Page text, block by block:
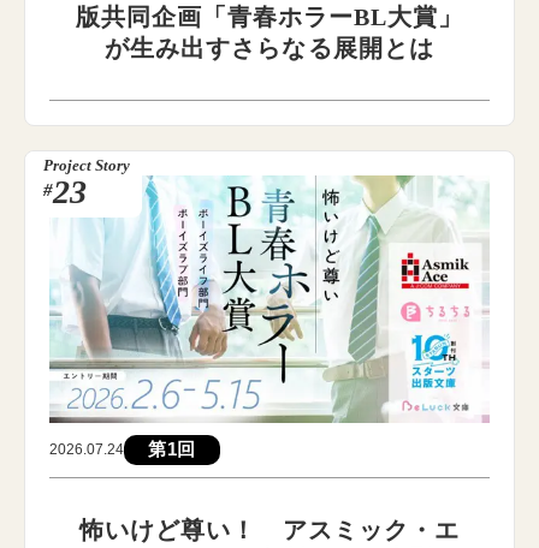
版共同企画「青春ホラーBL大賞」
が生み出すさらなる展開とは
Project Story
#23
2026.07.24 第1回
怖いけど尊い！ アスミック・エ